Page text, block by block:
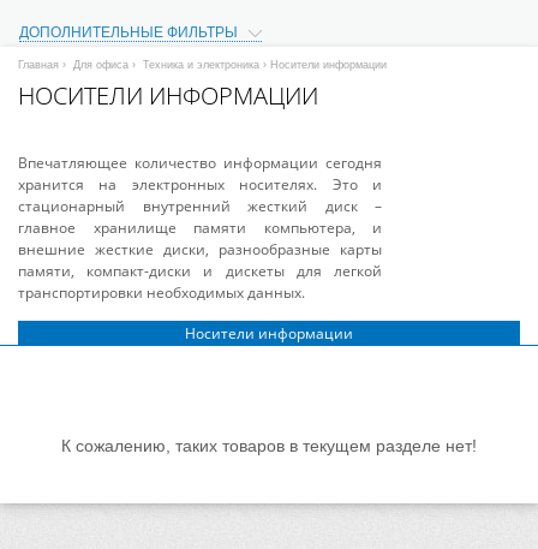
ДОПОЛНИТЕЛЬНЫЕ ФИЛЬТРЫ
Главная › Для офиса › Техника и электроника › Носители информации
НОСИТЕЛИ ИНФОРМАЦИИ
Впечатляющее количество информации сегодня
хранится на электронных носителях. Это и
стационарный внутренний жесткий диск –
главное хранилище памяти компьютера, и
внешние жесткие диски, разнообразные карты
памяти, компакт-диски и дискеты для легкой
транспортировки необходимых данных.
Носители информации
К сожалению, таких товаров в текущем разделе нет!